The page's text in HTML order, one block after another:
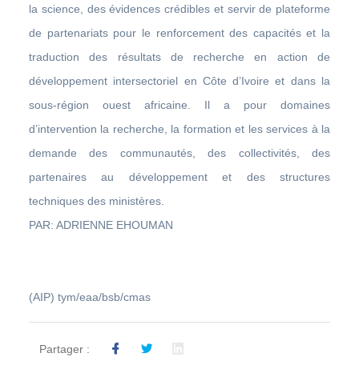
la science, des évidences crédibles et servir de plateforme
de partenariats pour le renforcement des capacités et la
traduction des résultats de recherche en action de
développement intersectoriel en Côte d’Ivoire et dans la
sous-région ouest africaine. Il a pour domaines
d’intervention la recherche, la formation et les services à la
demande des communautés, des collectivités, des
partenaires au développement et des structures
techniques des ministères.
PAR: ADRIENNE EHOUMAN
(AIP) tym/eaa/bsb/cmas
Partager :